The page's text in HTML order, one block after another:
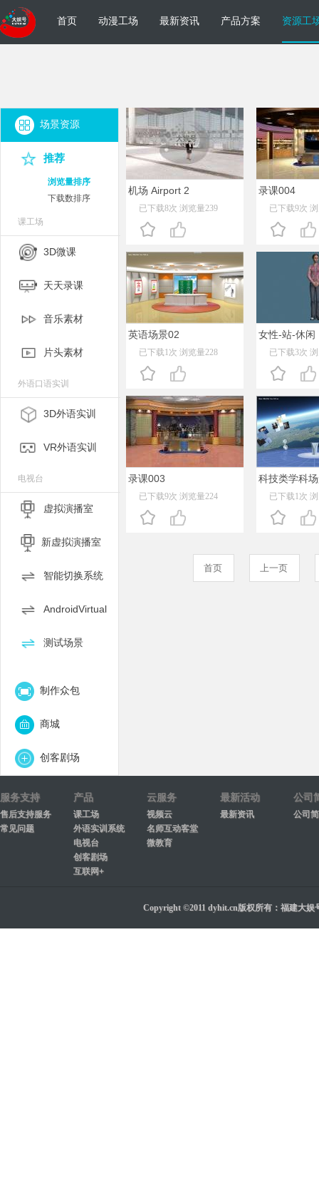
首页 动漫工场 最新资讯 产品方案 资源工
场景资源
推荐
浏览量排序
下载数排序
课工场
3D微课
天天录课
音乐素材
片头素材
外语口语实训
3D外语实训
VR外语实训
电视台
虚拟演播室
新虚拟演播室
智能切换系统
AndroidVirtual
测试场景
制作众包
商城
创客剧场
机场 Airport 2
已下载8次 浏览量239
录课004
已下载9次
英语场景02
已下载1次 浏览量228
女性-站-休闲
已下载3次
录课003
已下载9次 浏览量224
科技类学科
已下载1次
首页 上一页
服务支持
售后支持服务
常见问题
产品
课工场
外语实训系统
电视台
创客剧场
互联网+
云服务
视频云
名师互动客堂
微教育
最新活动
最新资讯
公司
公司
Copyright ©2011 dyhit.cn版权所有：福建大娱